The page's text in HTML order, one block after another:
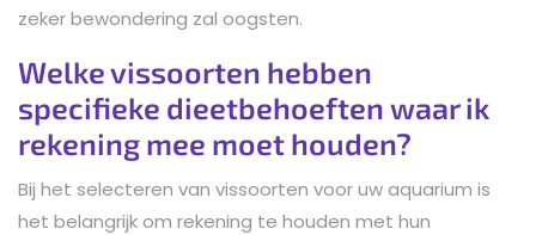
zeker bewondering zal oogsten.
Welke vissoorten hebben
specifieke dieetbehoeften waar ik
rekening mee moet houden?
Bij het selecteren van vissoorten voor uw aquarium is
het belangrijk om rekening te houden met hun